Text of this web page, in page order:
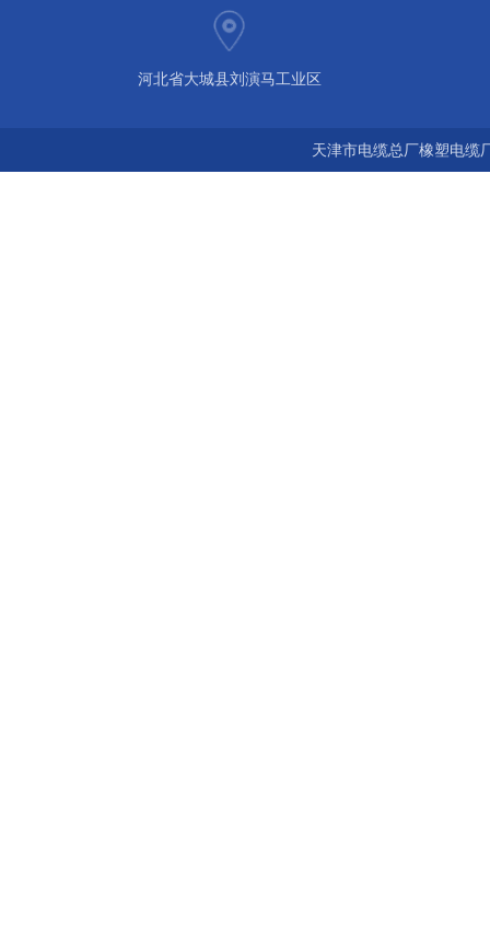
河北省大城县刘演马工业区
天津市电缆总厂橡塑电